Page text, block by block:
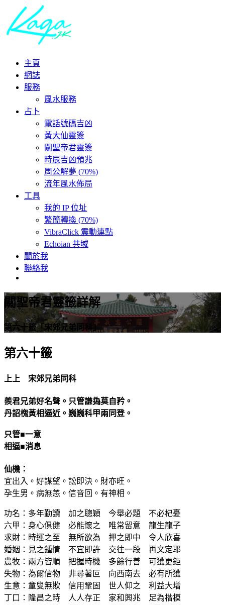
主頁
網誌
服務
風水服務
占卜
電話號碼吉凶
黃大仙靈簽
關聖帝君靈簽
時辰吉凶預兆
周公解夢 (70%)
流年風水佈局
工具
我的 IP 位址
繁簡轉換 (70%)
VibraClick 震動連點
Echoian 共域
關於我
聯絡我
關聖帝君靈籤詳解
第六十籤「宋郊兄弟同科」
第六十籤
上上 宋郊兄弟同科
羨君兄弟好名聲。只管謙撝莫自矜。
丹詔槐黃相逼近。巍巍科甲兩同登。
只管■一意
相逼■消息
仙機：
宜出入。好謀望。訟即決。財亦旺。
孕生男。病無恙。信音回。有神相。
功名：多年勤讀 加之聰穎 今舉必題 不必杞憂
六甲：身心俱健 必能懷之 唯常留意 龍生龍子
求財：時運之至 無所欲為 押之即中 令人欣喜
婚姻：見之鍾情 不宜即許 交往一段 再文定耶
農牧：兩方皆順 把握時機 多餘行善 可獲更鉅
失物：為爾信物 非尋著叵 向西南去 必有所獲
生意：童叟無欺 信用鞏固 世人仰之 利益大增
丁口：隆昌之時 人人存正 家和興兆 足為楷模